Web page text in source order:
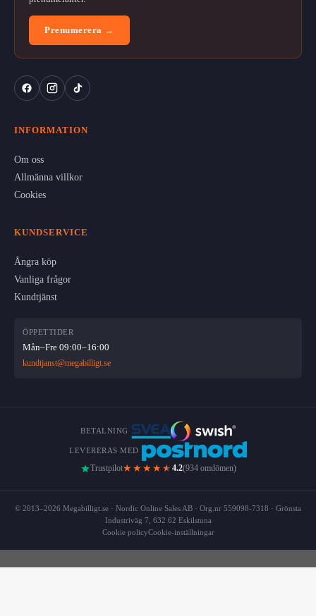
Prenumerera →
INFORMATION
Om oss
Allmänna villkor
Cookies
KUNDSERVICE
Ångra köp
Vanliga frågor
Kundtjänst
ÖPPETTIDER
Mån–Fre 09:00–16:00
kundtjanst@megabilligt.se
BETALNING
LEVERERAS MED
Trustpilot★★★★ ★ 4.2(934 omdömen)
© 2013–2026 Megabilligt.se · Nordic Online Sales AB · Org.nr 559098-7318 · Grönsta
Industriväg 7, 632 62 Eskilstuna
Cookie policyCookie-inställningar